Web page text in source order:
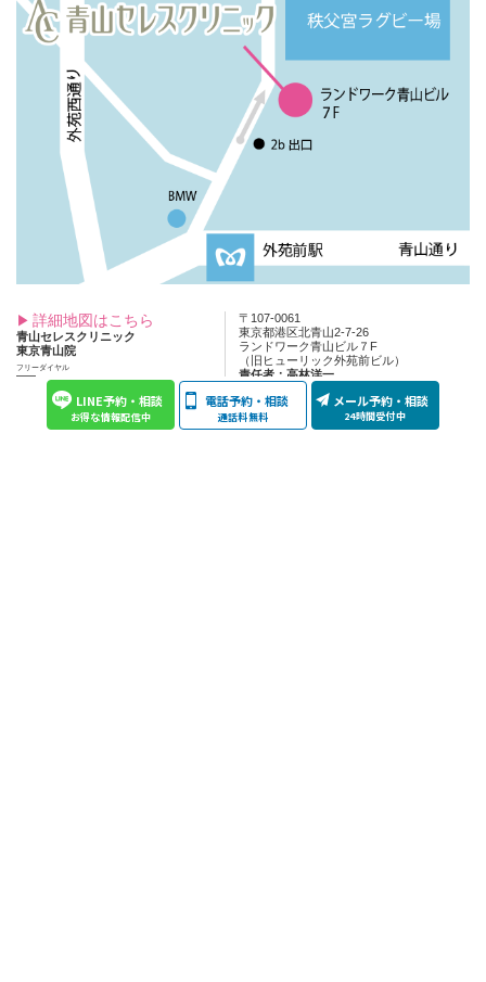
詳細地図はこちら
青山セレスクリニック
東京青山院
フリーダイヤル
0120-010-099
〒107-0061
東京都港区北青山2-7-26
ランドワーク青山ビル７F
（旧ヒューリック外苑前ビル）
責任者：高林洋一
最終学歴：S43年慶応義塾大学医学部卒業
勤務歴：H28年青山セレスクリニック管理
者
LINE予約・相談
お得な情報配信中
電話予約・相談
通話料無料
メール予約・相談
24時間受付中